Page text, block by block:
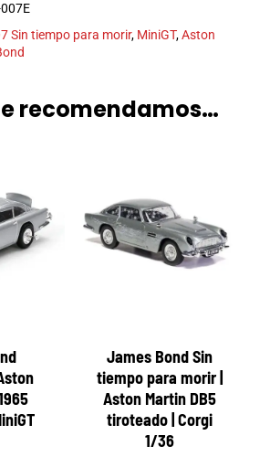
Sin tiempo para morir, MiniGT,Aston
recomendamos…
James Bond Sin
tiempo para morir |
Aston Martin DB5
tiroteado | Corgi
1/36